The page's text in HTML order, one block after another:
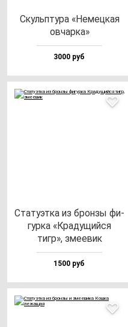
Скуль­пту­ра «Немец­кая
ов­чар­ка»
3000 руб
Ста­ту­эт­ка из брон­зы фи­
гур­ка «Кра­ду­щий­ся
тигр», зме­евик
1500 руб